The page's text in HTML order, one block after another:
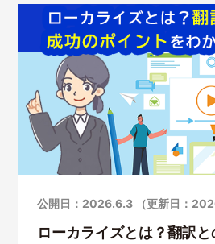
公開日：2026.6.3 （更新日：
ローカライズとは？翻訳